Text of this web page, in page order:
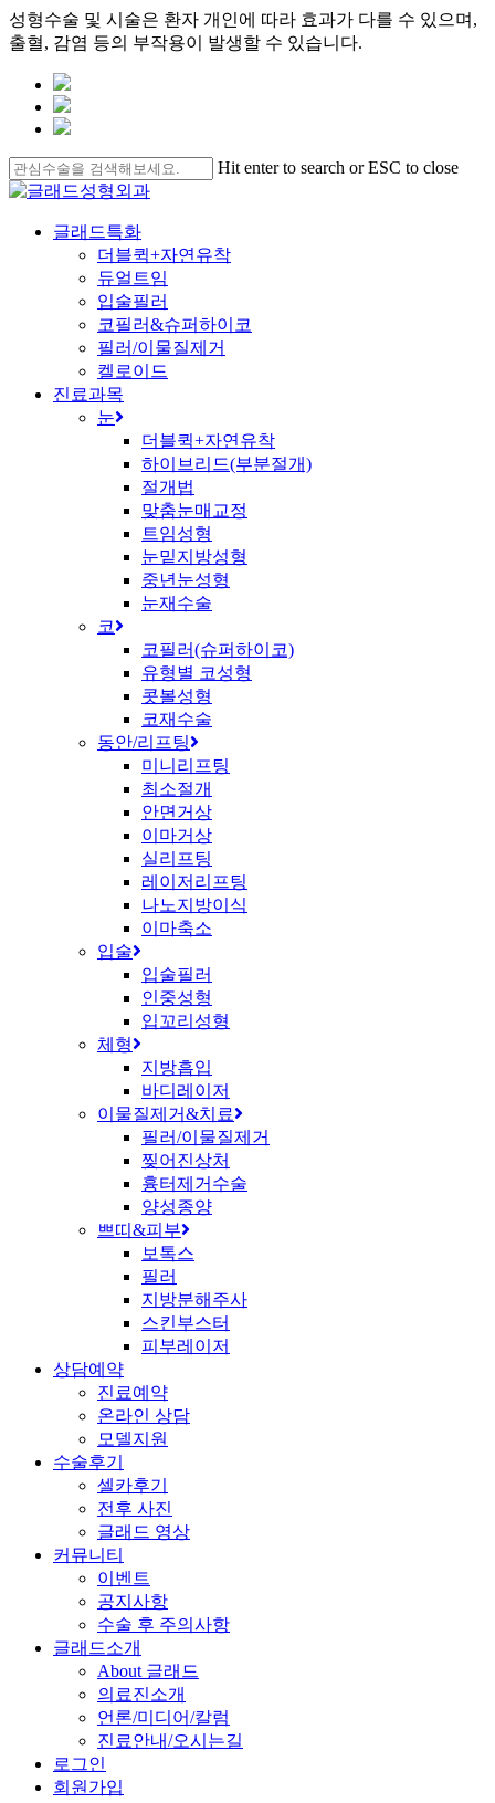
성형수술 및 시술은 환자 개인에 따라 효과가 다를 수 있으며,
출혈, 감염 등의 부작용이 발생할 수 있습니다.
main
content
Hit enter to search or ESC to close
Close
search
Menu
글래드특화
더블퀵+자연유착
듀얼트임
입술필러
코필러&슈퍼하이코
필러/이물질제거
켈로이드
진료과목
눈
더블퀵+자연유착
하이브리드(부분절개)
절개법
맞춤눈매교정
트임성형
눈밑지방성형
중년눈성형
눈재수술
코
코필러(슈퍼하이코)
유형별 코성형
콧볼성형
코재수술
동안/리프팅
미니리프팅
최소절개
안면거상
이마거상
실리프팅
레이저리프팅
나노지방이식
이마축소
입술
입술필러
인중성형
입꼬리성형
체형
지방흡입
바디레이저
이물질제거&치료
필러/이물질제거
찢어진상처
흉터제거수술
양성종양
쁘띠&피부
보톡스
필러
지방분해주사
스킨부스터
피부레이저
상담예약
진료예약
온라인 상담
모델지원
수술후기
셀카후기
전후 사진
글래드 영상
커뮤니티
이벤트
공지사항
수술 후 주의사항
글래드소개
About 글래드
의료진소개
언론/미디어/칼럼
진료안내/오시는길
로그인
회원가입